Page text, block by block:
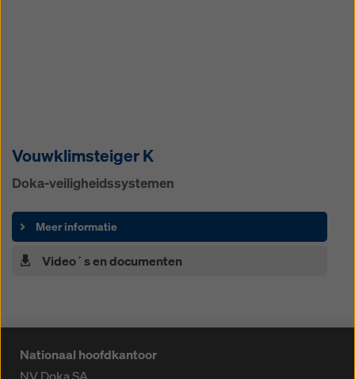
Vouwklimsteiger K
Doka-veiligheidssystemen
Meer informatie
Video´s en documenten
Nationaal hoofdkantoor